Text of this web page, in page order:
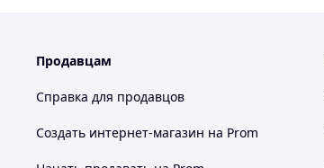
Продавцам
Справка для продавцов
Создать интернет-магазин на Prom